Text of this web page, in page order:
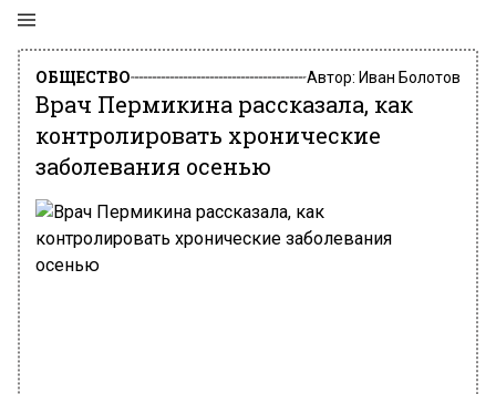
ОБЩЕСТВО Автор: Иван Болотов
Врач Пермикина рассказала, как
контролировать хронические
заболевания осенью